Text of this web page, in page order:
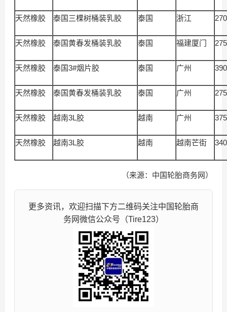
天然橡胶 泰国三棵树桶装乳胶 泰国 浙江
天然橡胶 泰国黄春发桶装乳胶 泰国 福建厦门
天然橡胶 泰国3#烟片胶 泰国 广州
天然橡胶 泰国黄春发桶装乳胶 泰国 广州
天然橡胶 越南3L胶 越南 广州
天然橡胶 越南3L胶 越南 越南芒街
（来源：中国轮胎商务网）
更多资讯，欢迎扫描下方二维码关注中国轮胎商
务网微信公众号（Tire123）